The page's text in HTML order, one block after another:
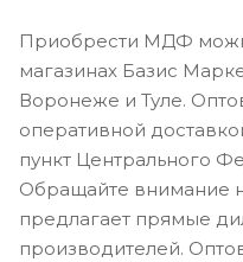
Приобрести МДФ
магазинах Базис
Воронеже и Туле.
оперативной
пункт Центрального
Обращайте внимание
предлагает прямые
производителей.